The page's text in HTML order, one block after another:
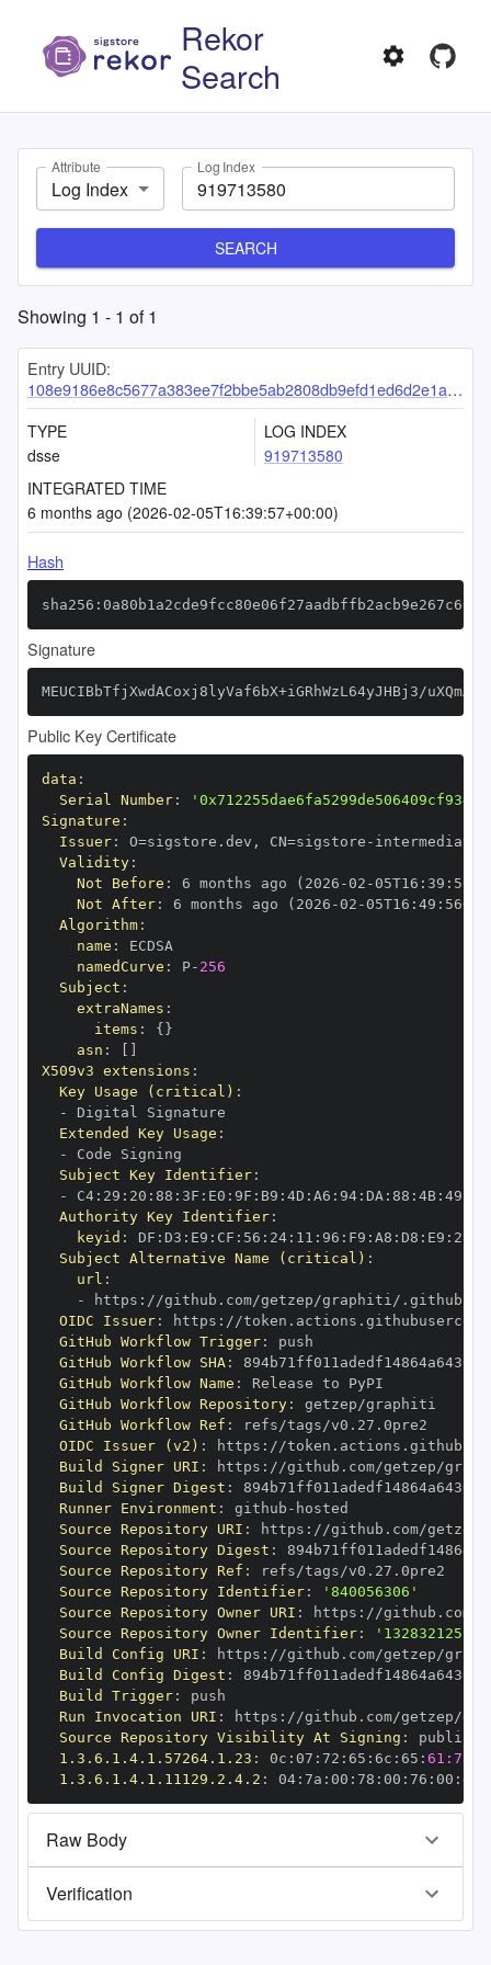
Rekor
Search
Attribute
Log Index
Log Index
SEARCH
Showing 1 - 1 of1
Entry UUID:
108e9186e8c5677a383ee7f2bbe5ab2808db9efd1ed6d2e1a7ffced11839f98f2e41fdd1dadb720e
TYPE
dsse
LOG INDEX
919713580
INTEGRATED TIME
6 months ago (2026-02-05T16:39:57+00:00)
Hash
Signature
MEUCIBbTfjXwdACoxj8lyVaf6bX+iGRhWzL64yJHBj3/
Public Key Certificate
data :
Serial Number:
Signature :
Issuer: O=sigstore.dev , CN=sigstore -
Validity:
Not Before : 6 months ago (2026 -02 -05T16 : 39 :
Not After: 6 months ago (2026 -02 -05T16 : 49 : 56+00
Algorithm:
name :
namedCurve : P- 256
Subject :
extraNames :
items : { }
asn :
X509v3 extensions :
Key Usage (critical) :
-
Extended Key Usage :
-
Subject Key Identifier:
-
C4: 29 : 20 : 88 : 3F : E0 : 9F : B9 : 4D : A6 : 94: DA : 88 : 4B: 49
Authority Key Identifier:
keyid : DF : D3 : E9 : CF : 56 : 24: 11 : 96 : F9 : A8 : D8 : E9 : 28
Subject Alternative Name (critical) :
url :
-
https : //github.com/getzep/graphiti/.github/
OIDC Issuer: https :
GitHub Workflow Trigger:
GitHub Workflow SHA:
GitHub Workflow Name :
GitHub Workflow Repository:
GitHub Workflow Ref :
OIDC Issuer (v2) : https :
Build Signer URI : https : //github.com/getzep/
Build Signer Digest :
Runner Environment : github -
Source Repository URI : https :
Source Repository Digest :
Source Repository Ref :
Source Repository Identifier:
'840056306'
Source Repository Owner URI : https :
Source Repository Owner Identifier:
'132832125'
Build Config URI : https : //github.com/getzep/
Build Config Digest :
Build Trigger:
Run Invocation URI : https :
Source Repository Visibility At Signing :
1.3.6.1.4.1.57264.1.23 : 0c : 07 : 72 : 65 : 6c : 65 :
1.3.6.1.4.1.11129.2.4.2 : 04: 7a : 00 : 78 : 00 : 76 : 00 : dd
Raw Body
Verification